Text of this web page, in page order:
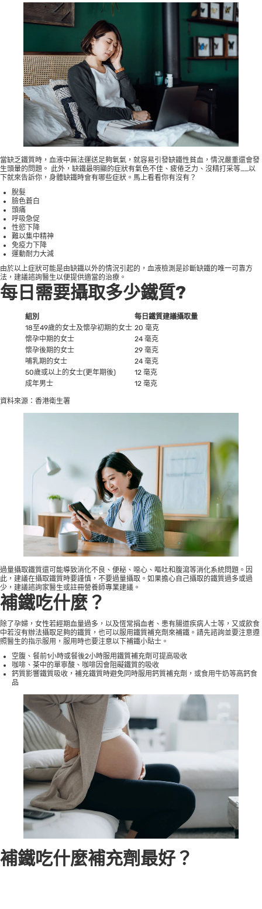
當缺乏鐵質時，血液中無法運送足夠氧氣，就容易引發缺鐵性貧血，情況嚴重還會發
生頭暈的問題。 此外，缺鐵最明顯的症狀有氣色不佳、疲倦乏力、沒精打采等……以
下就來告訴你，身體缺鐵時會有哪些症狀。馬上看看你有沒有？
脫髮
臉色蒼白
頭痛
呼吸急促
性慾下降
難以集中精神
免疫力下降
運動耐力大減
由於以上症狀可能是由缺鐵以外的情況引起的，血液檢測是診斷缺鐵的唯一可靠方
法，建議諮詢醫生以便提供適當的治療。
每日需要攝取多少鐵質?
組別
每日鐵質建議攝取量
18至49歲的女士及懷孕初期的女士 20 毫克
懷孕中期的女士
24 毫克
懷孕後期的女士
29 毫克
哺乳期的女士
24 毫克
50歲或以上的女士(更年期後)
12 毫克
成年男士
12 毫克
資料來源： 香港衛生署
過量攝取鐵質還可能導致消化不良、便秘、噁心、嘔吐和腹瀉等消化系統問題。因
此，建議在攝取鐵質時要謹慎，不要過量攝取。如果擔心自己攝取的鐵質過多或過
少，建議諮詢家醫生或註冊營養師專業建議。
補鐵吃什麼？
除了孕婦 ，女性若經期血量過多，以及恆常捐血者、患有腸道疾病人士等，又或飲食
中若沒有辦法攝取足夠的鐵質，也可以服用鐵質補充劑來補鐵。請先諮詢並要注意遵
照醫生的指示服用，服用時也要注意以下補鐵小貼士。
空腹、餐前1小時或餐後2小時服用鐵質補充劑可提高吸收
咖啡、茶中的單寧酸、咖啡因會阻礙鐵質的吸收
鈣質影響鐵質吸收，補充鐵質時避免同時服用鈣質補充劑，或食用牛奶等高鈣食
品
補鐵吃什麼補充劑最好？